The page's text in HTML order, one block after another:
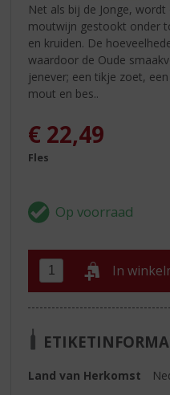
Net als bij de Jonge,
moutwijn gestookt onder
en kruiden. De
waardoor de Oude
jenever; een tikje zoet,
mout en bes..
€ 22,49
Fles
In
Land van Herkomst